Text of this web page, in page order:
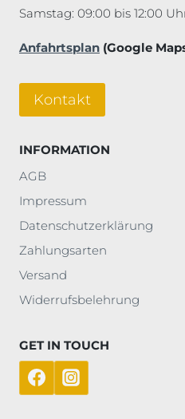
Samstag: 09:00 bis 12:00
Anfahrtsplan (Google
Kontakt
INFORMATION
AGB
Impressum
Datenschutzerklärung
Zahlungsarten
Versand
Widerrufsbelehrung
GET IN TOUCH